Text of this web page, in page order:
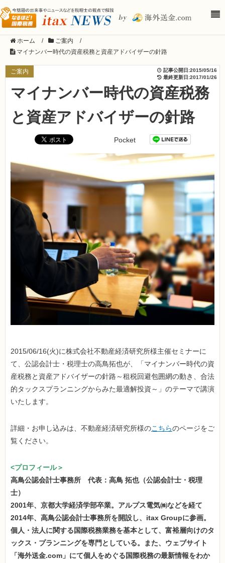
ホーム / ご案内
/
マイナンバー時代の資産税務と資産アドバイザーの針路
ご案内 記事公開日:2015/05/16
最終更新日:2017/01/26
マイナンバー時代の資産税務
と資産アドバイザーの針路
Pocket
2015/06/16(火)に株式会社不動産経済研究所様主催セミナーに
て、公認会計士・税理士の高鳥拓也が、「マイナンバー時代の資
産税務と資産アドバイザーの針路～租税回避包囲網の動き、合法
的タックスプランニングからみた最適解投資～」のテーマで講演
いたします。
詳細・お申し込みは、不動産経済研究所様のこちらのページをご
覧ください。
<プロフィール＞
高鳥公認会計士事務所 代表：高鳥 拓也（公認会計士・税理
士）
2001年、京都大学経済学部卒業。アルプス電気㈱などを経て
2014年、高鳥公認会計士事務所を開設し、itax Groupに参画。
個人・法人に関する国際税務業務を基本として、富裕層向けのタ
ックス・プランニングを専門としている。また、ウェブサイト
「海外送金.com」にて個人をめぐる国際税務の最新情報をわか